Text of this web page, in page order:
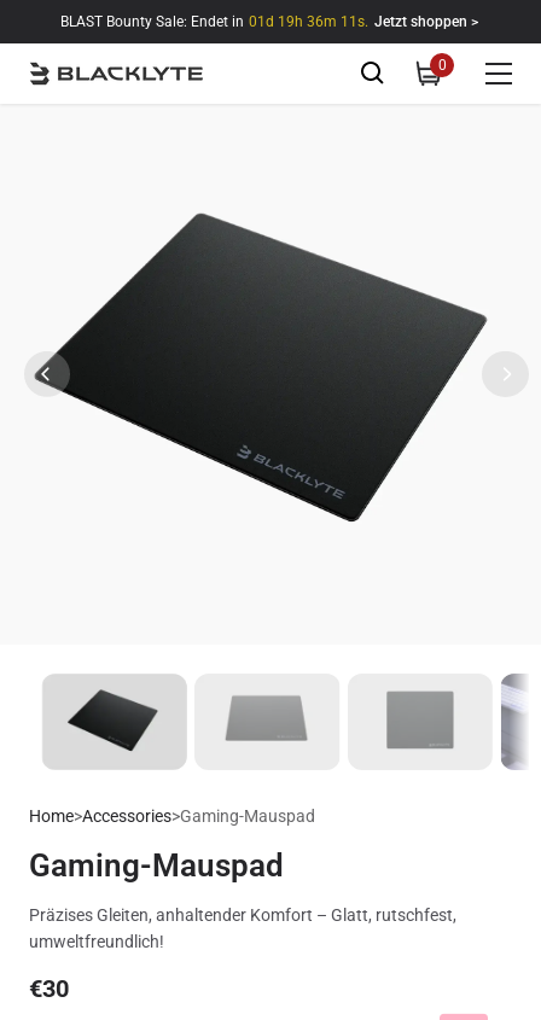
Zum Inhalt springen
BLAST Bounty Sale: Endet in 01d 19h 36m 11s. Jetzt shoppen >
00
Home>Accessories>Gaming-Mauspad
Gaming-Mauspad
Präzises Gleiten, anhaltender Komfort – Glatt, rutschfest,
umweltfreundlich!
€30